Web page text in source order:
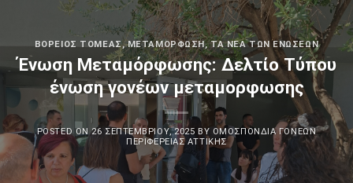
ΒΌΡΕΙΟΣ ΤΟΜΈΑΣ,ΜΕΤΑΜΌΡΦΩΣΗ,ΤΑ ΝΈΑ ΤΩΝ ΕΝΏΣΕΩΝ
Ένωση Μεταμόρφωσης: Δελτίο Τύπου
ένωση γονέων μεταμορφωσης
POSTED ON26 ΣΕΠΤΕΜΒΡΊΟΥ, 2025 BY ΟΜΟΣΠΟΝΔΊΑ ΓΟΝΈΩΝ
ΠΕΡΙΦΈΡΕΙΑΣ ΑΤΤΙΚΉΣ